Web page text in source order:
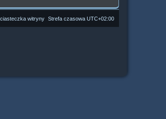
Strefa czasowa UTC+02:00
witryny